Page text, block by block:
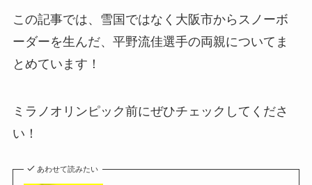
この記事では、雪国ではなく大阪市からスノーボ
ーダーを生んだ、平野流佳選手の両親についてま
とめています！
ミラノオリンピック前にぜひチェックしてくださ
い！
あわせて読みたい